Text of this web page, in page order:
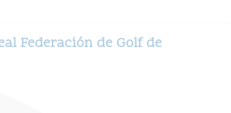
Federación de Golf de